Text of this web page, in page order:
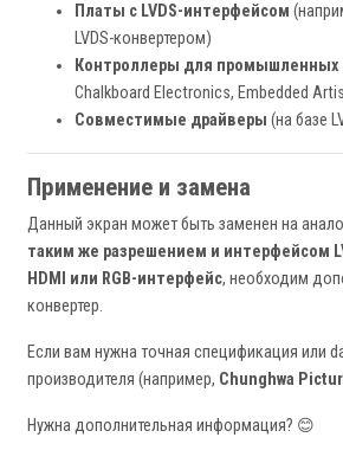
Платы с LVDS-интерфейсом
LVDS-конвертером)
Контроллеры для промышленных
Chalkboard Electronics, Embedded
Совместимые драйверы (на базе
Применение и замена
Данный экран может быть заменен на
таким же разрешением и интерфейсом
HDMI или RGB-интерфейс, необходим
конвертер.
Если вам нужна точная спецификация или
производителя (например, Chunghwa
Нужна дополнительная информация? 😊